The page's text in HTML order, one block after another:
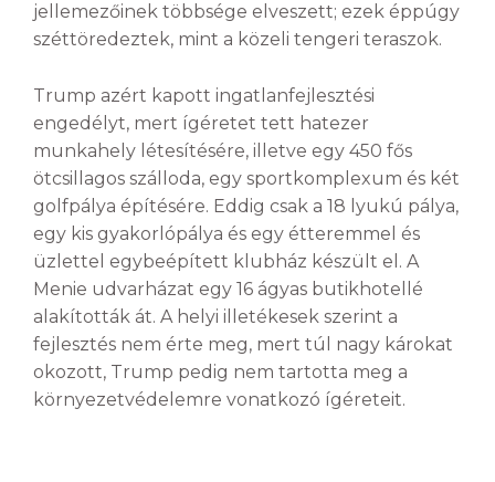
jellemezőinek többsége elveszett; ezek éppúgy
széttöredeztek, mint a közeli tengeri teraszok.
Trump azért kapott ingatlanfejlesztési
engedélyt, mert ígéretet tett hatezer
munkahely létesítésére, illetve egy 450 fős
ötcsillagos szálloda, egy sportkomplexum és két
golfpálya építésére. Eddig csak a 18 lyukú pálya,
egy kis gyakorlópálya és egy étteremmel és
üzlettel egybeépített klubház készült el. A
Menie udvarházat egy 16 ágyas butikhotellé
alakították át. A helyi illetékesek szerint a
fejlesztés nem érte meg, mert túl nagy károkat
okozott, Trump pedig nem tartotta meg a
környezetvédelemre vonatkozó ígéreteit.